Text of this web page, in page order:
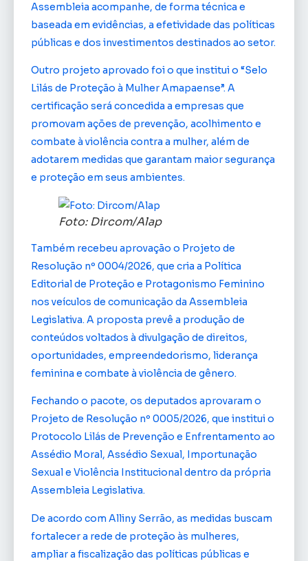
Assembleia acompanhe, de forma técnica e
baseada em evidências, a efetividade das políticas
públicas e dos investimentos destinados ao setor.
Outro projeto aprovado foi o que institui o “Selo
Lilás de Proteção à Mulher Amapaense”. A
certificação será concedida a empresas que
promovam ações de prevenção, acolhimento e
combate à violência contra a mulher, além de
adotarem medidas que garantam maior segurança
e proteção em seus ambientes.
Foto: Dircom/Alap
Também recebeu aprovação o Projeto de
Resolução nº 0004/2026, que cria a Política
Editorial de Proteção e Protagonismo Feminino
nos veículos de comunicação da Assembleia
Legislativa. A proposta prevê a produção de
conteúdos voltados à divulgação de direitos,
oportunidades, empreendedorismo, liderança
feminina e combate à violência de gênero.
Fechando o pacote, os deputados aprovaram o
Projeto de Resolução nº 0005/2026, que institui o
Protocolo Lilás de Prevenção e Enfrentamento ao
Assédio Moral, Assédio Sexual, Importunação
Sexual e Violência Institucional dentro da própria
Assembleia Legislativa.
De acordo com Alliny Serrão, as medidas buscam
fortalecer a rede de proteção às mulheres,
ampliar a fiscalização das políticas públicas e